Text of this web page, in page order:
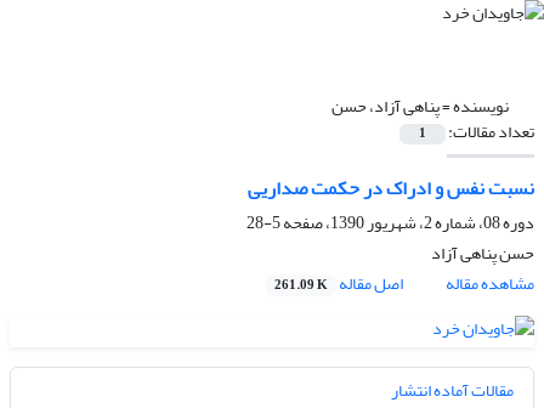
نویسنده =پناهی آزاد، حسن
تعداد مقالات: 1
نسبت نفس و ادراک در حکمت صداریی
دوره 08، شماره 2، شهریور 1390، صفحه
5-28
حسن پناهی آزاد
مشاهده مقاله
اصل مقاله 261.09 K
مقالات آماده انتشار